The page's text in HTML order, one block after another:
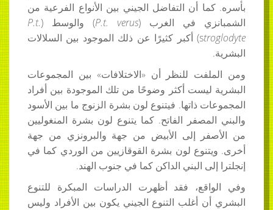
بأسره. كما أن التفاضل الجيني بين الأنواع الفرعية من
الشمبانزي في الغرب (P.t. verus) والوسط (P.t.
troglodyte
s) أكبر كثيرًا عن ذلك الموجود بين السلالات
البشرية.
ومن الملفت للنظر أن «الاختلافات» بين المجموعات
البشرية ليست أكثر وضوحًا من تلك الموجودة بين أفراد
المجموعات ذاتها. فيتنوع لون بشرة الزنوج ما بين الأسود
والبني المصفر الفاتح. كما يتنوع لون بشرة المنغوليين
من الأصفر إلى الأبيض من جهة والبرونزي من جهة
أخرى. ويتنوع لون بشرة القوقازيين من الوردي كما في
إنجلترا إلى البني الداكن كما في جنوب الهند.
وفي الواقع، فقد أظهرت الدراسات المبكرة للتنوع
البشري أن أغلب التنوع الجيني يكون بين الأفراد وليس